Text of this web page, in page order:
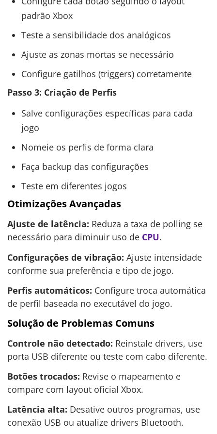
padrão Xbox
Teste a sensibilidade dos analógicos
Ajuste as zonas mortas se necessário
Configure gatilhos (triggers) corretamente
Passo 3: Criação de Perfis
Salve configurações específicas para cada
jogo
Nomeie os perfis de forma clara
Faça backup das configurações
Teste em diferentes jogos
Otimizações Avançadas
Ajuste de latência: Reduza a taxa de polling se
necessário para diminuir uso de CPU.
Configurações de vibração: Ajuste intensidade
conforme sua preferência e tipo de jogo.
Perfis automáticos: Configure troca automática
de perfil baseada no executável do jogo.
Solução de Problemas Comuns
Controle não detectado: Reinstale drivers, use
porta USB diferente ou teste com cabo diferente.
Botões trocados: Revise o mapeamento e
compare com layout oficial Xbox.
Latência alta: Desative outros programas, use
conexão USB ou atualize drivers Bluetooth.